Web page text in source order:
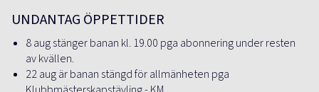
UNDANTAG ÖPPETTIDER
8 aug stänger banan kl. 19.00 pga abonnering under resten
av kvällen.
22 aug är banan stängd för allmänheten pga